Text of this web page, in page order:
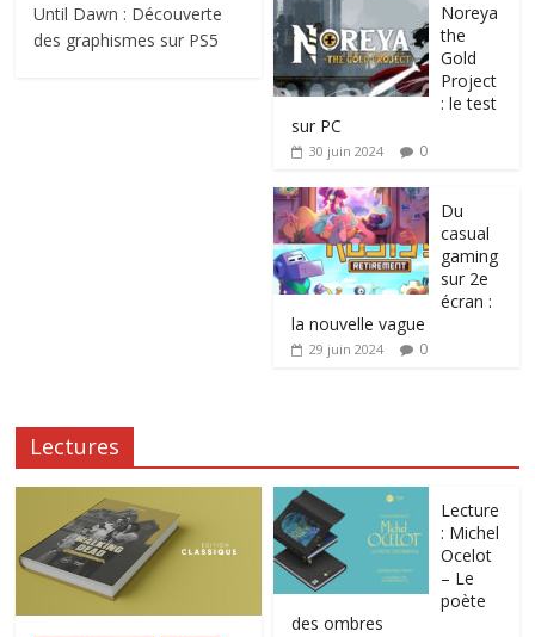
Until Dawn : Découverte
des graphismes sur PS5
Noreya
the
Gold
Project
: le test
sur PC
30 juin 2024 0
Du
casual
gaming
sur 2e
écran :
la nouvelle vague
29 juin 2024 0
Lectures
Lecture
: Michel
Ocelot
– Le
poète
des ombres